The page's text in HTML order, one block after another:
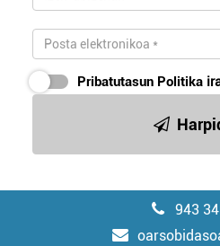
Pribatutasun Politika
943